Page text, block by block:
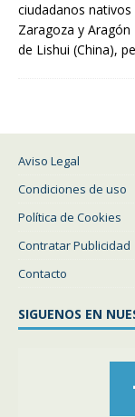
ciudadanos
Zaragoza y
de Lishui (China),
Aviso Legal
Condiciones de uso
Política de Cookies
Contratar Publicidad
Contacto
SIGUENOS EN